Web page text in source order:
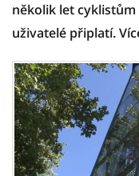
několik let cyklistům
uživatelé připlatí.